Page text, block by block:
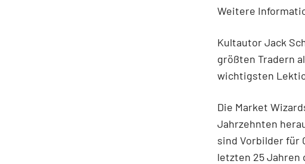
Weitere
Kultautor Jack
größten Tradern
wichtigsten
Die Market
Jahrzehnten
sind Vorbilder für
letzten 25 Jahren